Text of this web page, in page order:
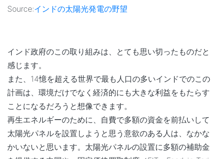
Source:インドの太陽光発電の野望
インド政府のこの取り組みは、とても思い切ったものだと
感じます。
また、14憶を超える世界で最も人口の多いインドでのこの
計画は、環境だけでなく経済的にも大きな利益をもたらす
ことになるだろうと想像できます。
再生エネルギーのために、自費で多額の資金を前払いして
太陽光パネルを設置しようと思う意欲のある人は、なかな
かいないと思います。太陽光パネルの設置に多額の補助金